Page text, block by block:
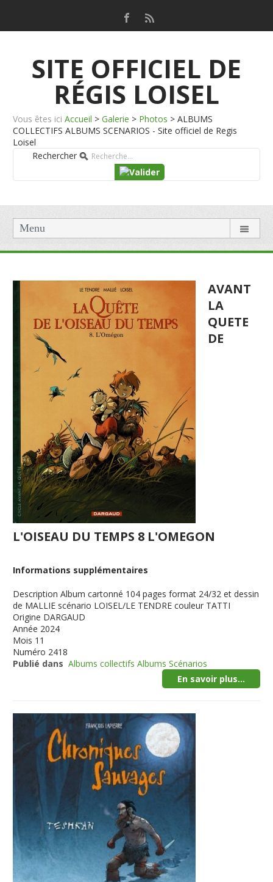
SITE OFFICIEL DE
RÉGIS LOISEL
Vous êtes ici Accueil > Galerie > Photos > ALBUMS
COLLECTIFS ALBUMS SCENARIOS - Site officiel de Regis
Loisel
Rechercher
Menu
AVANT
LA
QUETE
DE
L'OISEAU DU TEMPS 8 L'OMEGON
Informations supplémentaires
Description Album cartonné 104 pages format 24/32 et dessin
de MALLIE scénario LOISEL/LE TENDRE couleur TATTI
Origine DARGAUD
Année 2024
Mois 11
Numéro 2418
Publié dans Albums collectifs Albums Scénarios
En savoir plus...